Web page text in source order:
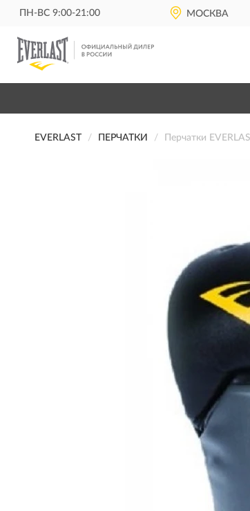
ПН-ВС 9:00-21:00 МОСКВА
EVERLAST ПЕРЧАТКИ Перчатки